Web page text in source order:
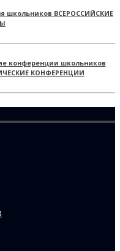
ВСЕРОССИЙСКИЕ
КОНФЕРЕНЦИИ